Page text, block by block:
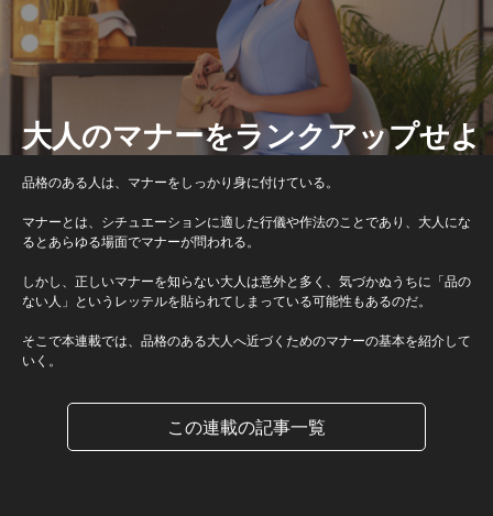
大人のマナーをランクアップせよ
品格のある人は、マナーをしっかり身に付けている。
マナーとは、シチュエーションに適した行儀や作法のことであり、大人にな
るとあらゆる場面でマナーが問われる。
しかし、正しいマナーを知らない大人は意外と多く、気づかぬうちに「品の
ない人」というレッテルを貼られてしまっている可能性もあるのだ。
そこで本連載では、品格のある大人へ近づくためのマナーの基本を紹介して
いく。
この連載の記事一覧